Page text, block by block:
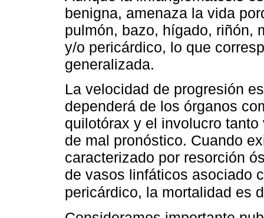
benigna, amenaza la vida
pulmón, bazo, hígado, riñón,
y/o pericárdico, lo que
generalizada.
La velocidad de progresión
dependerá de los órganos
quilotórax y el involucro
de mal pronóstico. Cuando
caracterizado por resorción
de vasos linfáticos asociado
pericárdico, la mortalidad es